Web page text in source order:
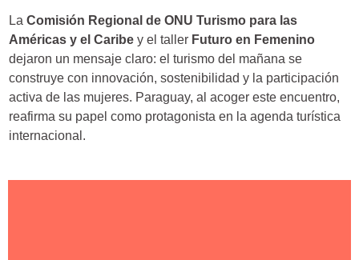
La Comisión Regional de ONU Turismo para las
Américas y el Caribey el taller Futuro en Femenino
dejaron un mensaje claro: el turismo del mañana se
construye con innovación, sostenibilidad y la participación
activa de las mujeres. Paraguay, al acoger este encuentro,
reafirma su papel como protagonista en la agenda turística
internacional.